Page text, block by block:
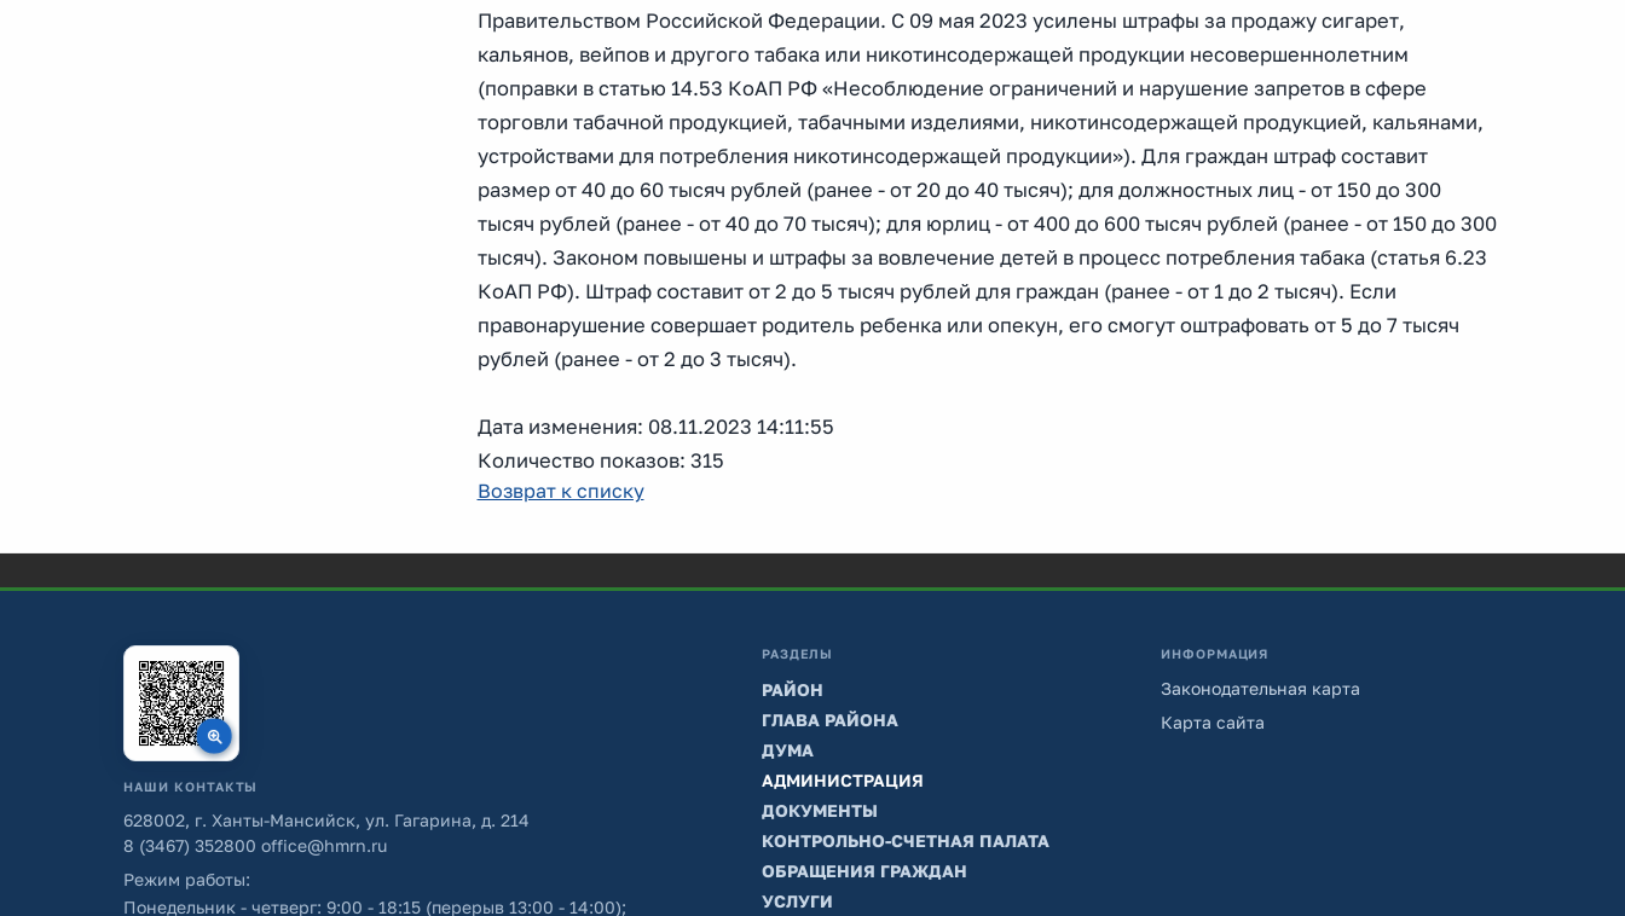
Правительством Российской Федерации. С 09 мая 2023 усилены штрафы за продажу сигарет,
кальянов, вейпов и другого табака или никотинсодержащей продукции несовершеннолетним
(поправки в статью 14.53 КоАП РФ «Несоблюдение ограничений и нарушение запретов в сфере
торговли табачной продукцией, табачными изделиями, никотинсодержащей продукцией, кальянами,
устройствами для потребления никотинсодержащей продукции»). Для граждан штраф составит
размер от 40 до 60 тысяч рублей (ранее - от 20 до 40 тысяч); для должностных лиц - от 150 до 300
тысяч рублей (ранее - от 40 до 70 тысяч); для юрлиц - от 400 до 600 тысяч рублей (ранее - от 150 до 300
тысяч). Законом повышены и штрафы за вовлечение детей в процесс потребления табака (статья 6.23
КоАП РФ). Штраф составит от 2 до 5 тысяч рублей для граждан (ранее - от 1 до 2 тысяч). Если
правонарушение совершает родитель ребенка или опекун, его смогут оштрафовать от 5 до 7 тысяч
рублей (ранее - от 2 до 3 тысяч).
Дата изменения: 08.11.2023 14:11:55
Количество показов: 315
Возврат к списку
НАШИ КОНТАКТЫ
628002, г. Ханты-Мансийск, ул. Гагарина, д. 214
8 (3467) 352800 office@hmrn.ru
Режим работы:
Понедельник - четверг: 9:00 - 18:15 (перерыв 13:00 - 14:00);
РАЗДЕЛЫ
РАЙОН
ГЛАВА РАЙОНА
ДУМА
АДМИНИСТРАЦИЯ
ДОКУМЕНТЫ
КОНТРОЛЬНО-СЧЕТНАЯ ПАЛАТА
ОБРАЩЕНИЯ ГРАЖДАН
УСЛУГИ
ИНФОРМАЦИЯ
Законодательная карта
Карта сайта